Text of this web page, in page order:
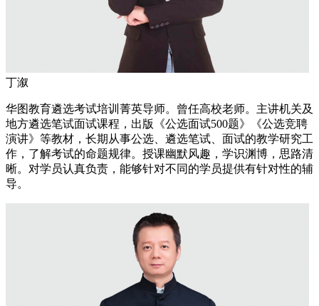
丁溆
华图教育遴选考试培训菁英导师。曾任高校老师。主讲机关及
地方遴选笔试面试课程，出版《公选面试500题》《公选竞聘
演讲》等教材，长期从事公选、遴选笔试、面试的教学研究工
作，了解考试的命题规律。授课幽默风趣，学识渊博，思路清
晰。对学员认真负责，能够针对不同的学员提供有针对性的辅
导。